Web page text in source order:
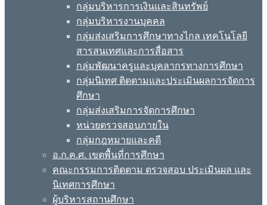
กลุ่มบริหารการเงินและสินทรัพย์
กลุ่มบริหารงานบุคคล
กลุ่มส่งเสริมการศึกษาทางไกล เทคโนโลยี
สารสนเทศและการสื่อสาร
กลุ่มพัฒนาครูและบุคลากรทางการศึกษา
กลุ่มนิเทศ ติดตามและประเมินผลการจัดการ
ศึกษา
กลุ่มส่งเสริมการจัดการศึกษา
หน่วยตรวจสอบภายใน
กลุ่มกฎหมายและคดี
อ.ก.ค.ศ. เขตพื้นที่การศึกษา
คณะกรรมการติดตาม ตรวจสอบ ประเมินผล และ
นิเทศการศึกษา
ผู้บริหารสถานศึกษา